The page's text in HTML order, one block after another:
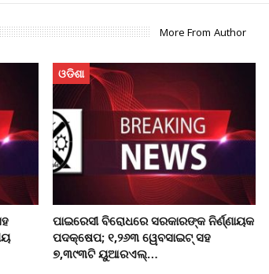
More From Author
ଓଡିଶା
ପାଇରେସୀ ବିରୋଧରେ ସରକାରଙ୍କ ନିର୍ଣ୍ଣାୟକ
ପଦକ୍ଷେପ; ୧,୨୬୩ ୱେବସାଇଟ୍ ସହ
୭,୩୯୩ଟି ୟୁଆରଏଲ୍…